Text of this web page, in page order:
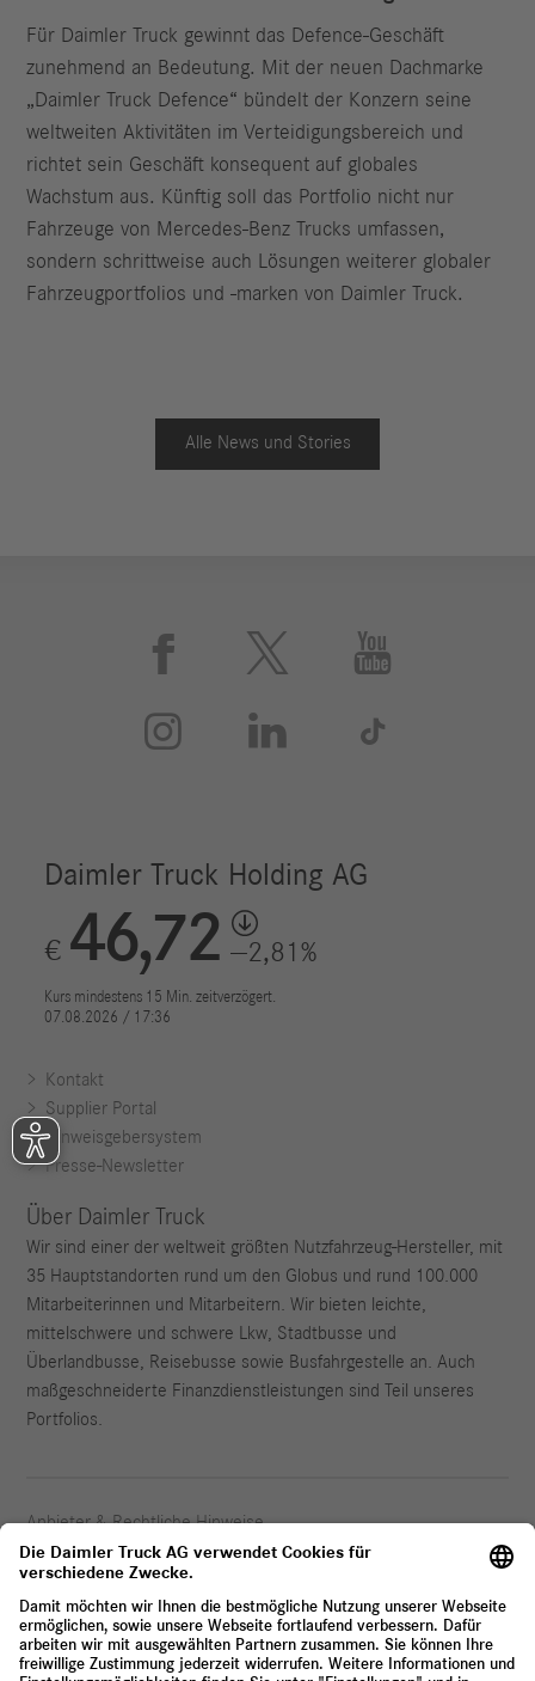
Für Daimler Truck gewinnt das Defence-Geschäft
zunehmend an Bedeutung. Mit der neuen Dachmarke
„Daimler Truck Defence“ bündelt der Konzern seine
weltweiten Aktivitäten im Verteidigungsbereich und
richtet sein Geschäft konsequent auf globales
Wachstum aus. Künftig soll das Portfolio nicht nur
Fahrzeuge von Mercedes-Benz Trucks umfassen,
sondern schrittweise auch Lösungen weiterer globaler
Fahrzeugportfolios und -marken von Daimler Truck.
Alle News und Stories
 


 
Kontakt
Supplier Portal
Hinweisgebersystem
Presse-Newsletter
Über Daimler Truck
Wir sind einer der weltweit größten Nutzfahrzeug-Hersteller, mit
35 Hauptstandorten rund um den Globus und rund 100.000
Mitarbeiterinnen und Mitarbeitern. Wir bieten leichte,
mittelschwere und schwere Lkw, Stadtbusse und
Überlandbusse, Reisebusse sowie Busfahrgestelle an. Auch
maßgeschneiderte Finanzdienstleistungen sind Teil unseres
Portfolios.
Anbieter & Rechtliche Hinweise
Datenschutz